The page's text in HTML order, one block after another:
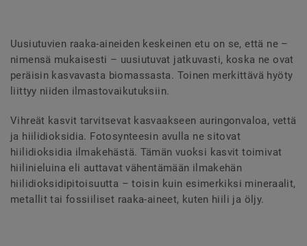
Uusiutuvien raaka-aineiden keskeinen etu on se, että ne –
nimensä mukaisesti – uusiutuvat jatkuvasti, koska ne ovat
peräisin kasvavasta biomassasta. Toinen merkittävä hyöty
liittyy niiden ilmastovaikutuksiin.
Vihreät kasvit tarvitsevat kasvaakseen auringonvaloa, vettä
ja hiilidioksidia. Fotosynteesin avulla ne sitovat
hiilidioksidia ilmakehästä. Tämän vuoksi kasvit toimivat
hiilinieluina eli auttavat vähentämään ilmakehän
hiilidioksidipitoisuutta – toisin kuin esimerkiksi mineraalit,
metallit tai fossiiliset raaka-aineet, kuten hiili ja öljy.